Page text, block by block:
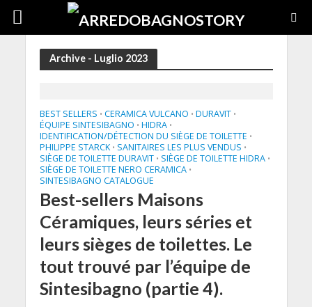
Archive - Luglio 2023
BEST SELLERS • CERAMICA VULCANO • DURAVIT •
ÉQUIPE SINTESIBAGNO • HIDRA •
IDENTIFICATION/DÉTECTION DU SIÈGE DE TOILETTE •
PHILIPPE STARCK • SANITAIRES LES PLUS VENDUS •
SIÈGE DE TOILETTE DURAVIT • SIÈGE DE TOILETTE HIDRA •
SIÈGE DE TOILETTE NERO CERAMICA •
SINTESIBAGNO CATALOGUE
Best-sellers Maisons
Céramiques, leurs séries et
leurs sièges de toilettes. Le
tout trouvé par l’équipe de
Sintesibagno (partie 4).